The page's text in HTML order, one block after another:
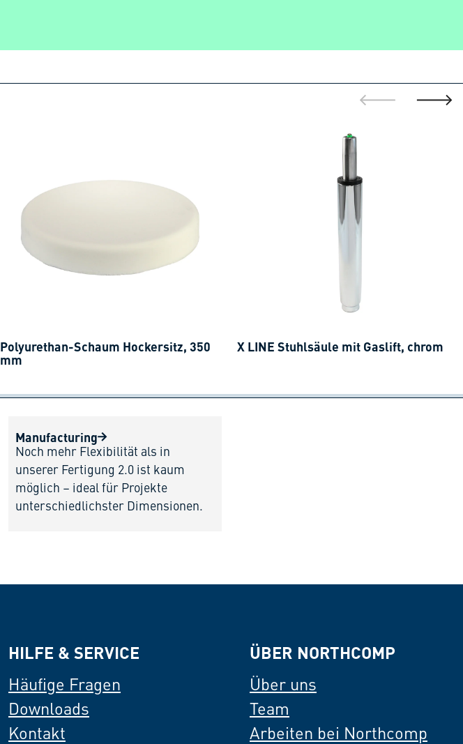
gehe zurgehe
Polyurethan-Schaum Hockersitz, 350
mm
X LINE Stuhlsäule mit Gaslift, chrom
Manufacturing
Noch mehr Flexibilität als in
unserer Fertigung 2.0 ist kaum
möglich – ideal für Projekte
unterschiedlichster Dimensionen.
HILFE & SERVICE
Häufige Fragen
Downloads
Kontakt
ÜBER NORTHCOMP
Über uns
Team
Arbeiten bei Northcomp